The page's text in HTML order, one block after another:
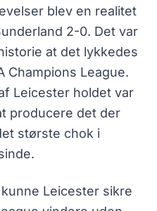
blev en realitet
2-0. Det var
at det lykkedes
Champions League.
Leicester holdet var
producere det der
største chok i
Leicester sikre